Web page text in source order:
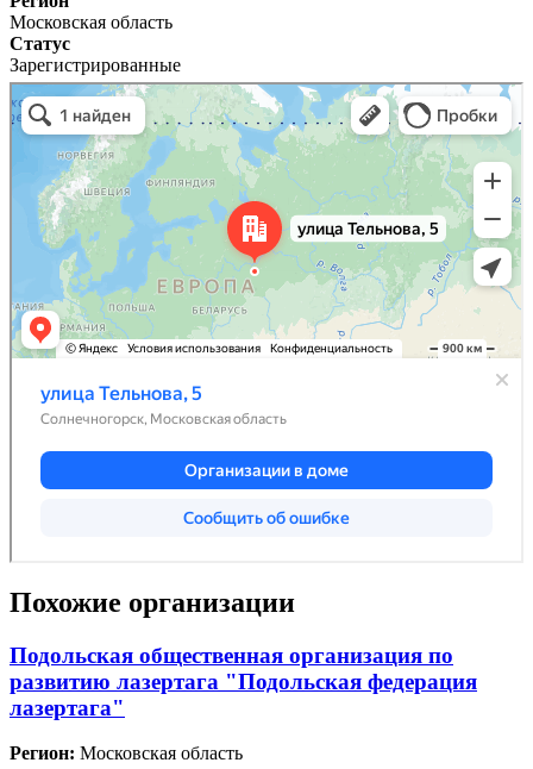
Московская область
Статус
Зарегистрированные
Похожие организации
Подольская общественная организация по
развитию лазертага "Подольская федерация
лазертага"
Регион: Московская область